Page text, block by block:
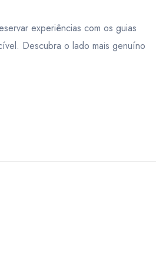
experiências com os guias
Descubra o lado mais genuíno